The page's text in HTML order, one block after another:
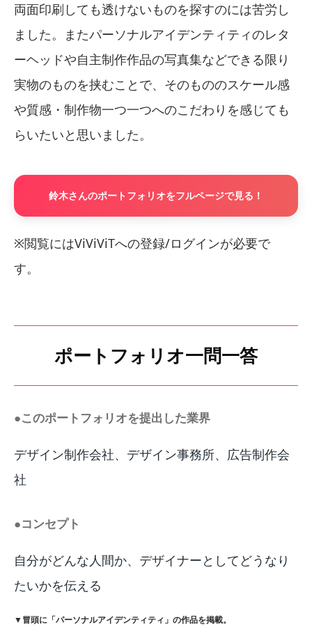
両面印刷しても透けないものを探すのには苦労し
ました。またパーソナルアイデンティティのレタ
ーヘッドや自主制作作品の写真集などできる限り
実物のものを挟むことで、そのもののスケール感
や質感・制作物一つ一つへのこだわりを感じても
らいたいと思いました。
鈴木さんのポートフォリオをフルページで見る！
※閲覧にはViViViTへの登録/ログインが必要で
す。
ポートフォリオ一問一答
●このポートフォリオを提出した業界
デザイン制作会社、デザイン事務所、広告制作会
社
●コンセプト
自分がどんな人間か、デザイナーとしてどうなり
たいかを伝える
▼冒頭に「パーソナルアイデンティティ」の作品を掲載。